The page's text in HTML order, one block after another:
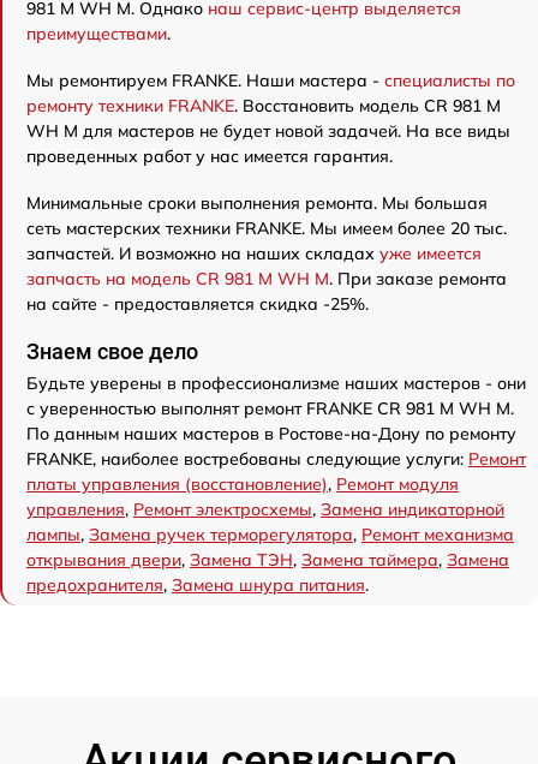
981 M WH M. Однако наш сервис-центр выделяется
преимуществами.
Мы ремонтируем FRANKE. Наши мастера - специалисты по
ремонту техники FRANKE. Восстановить модель CR 981 M
WH M для мастеров не будет новой задачей. На все виды
проведенных работ у нас имеется гарантия.
Минимальные сроки выполнения ремонта. Мы большая
сеть мастерских техники FRANKE. Мы имеем более 20 тыс.
запчастей. И возможно на наших складах уже имеется
запчасть на модель CR 981 M WH M. При заказе ремонта
на сайте - предоставляется скидка -25%.
Знаем свое дело
Будьте уверены в профессионализме наших мастеров - они
с уверенностью выполнят ремонт FRANKE CR 981 M WH M.
По данным наших мастеров в Ростове-на-Дону по ремонту
FRANKE, наиболее востребованы следующие услуги: Ремонт
платы управления (восстановление), Ремонт модуля
управления, Ремонт электросхемы, Замена индикаторной
лампы, Замена ручек терморегулятора, Ремонт механизма
открывания двери, Замена ТЭН, Замена таймера, Замена
предохранителя, Замена шнура питания.